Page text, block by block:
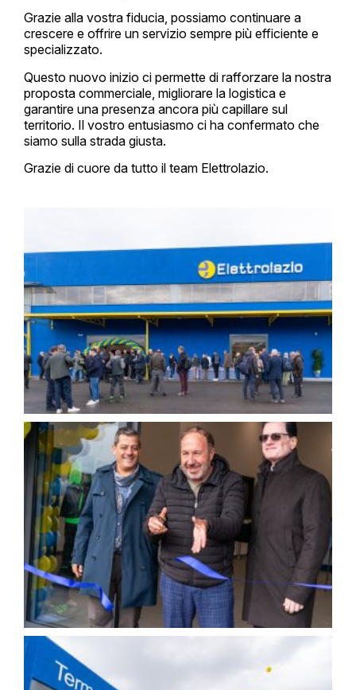
Grazie alla vostra fiducia, possiamo continuare a
crescere e offrire un servizio sempre più efficiente e
specializzato.
Questo nuovo inizio ci permette di rafforzare la nostra
proposta commerciale, migliorare la logistica e
garantire una presenza ancora più capillare sul
territorio. Il vostro entusiasmo ci ha confermato che
siamo sulla strada giusta.
Grazie di cuore da tutto il team Elettrolazio.